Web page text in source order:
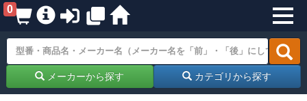
0
メーカーから探す カテゴリから探す